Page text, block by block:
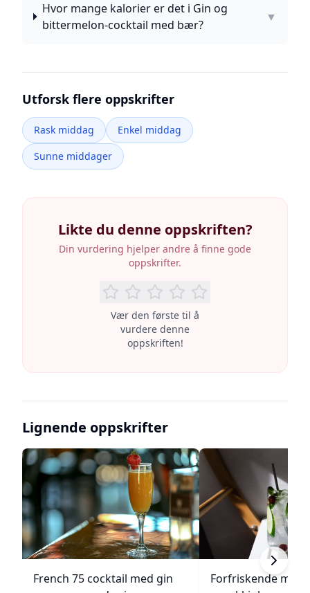
Hvor mange kalorier er det i Gin og
bittermelon-cocktail med bær?
▼
Utforsk flere oppskrifter
Rask middag
Enkel middag
Sunne middager
Likte du denne oppskriften?
Din vurdering hjelper andre å finne gode
oppskrifter.
Vær den første til å
vurdere denne
oppskriften!
Lignende oppskrifter
French 75 cocktail med gin
Forfriskende